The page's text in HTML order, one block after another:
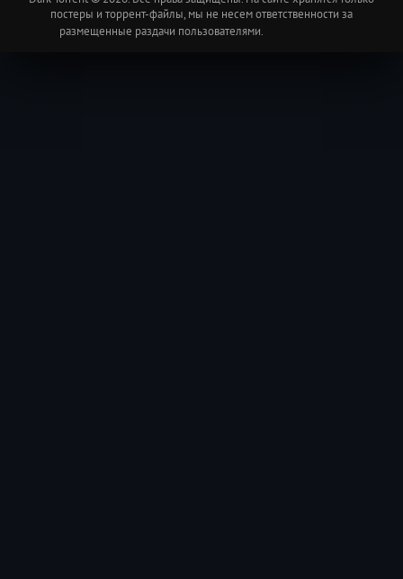
постеры и торрент-файлы, мы не несем ответственности за
размещенные раздачи пользователями.